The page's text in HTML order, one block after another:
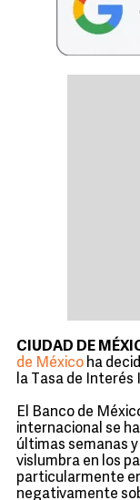
CIUDAD DE
de México ha
la Tasa de
El Banco de
internacional se
últimas semanas
vislumbra en los
particularmente
negativamente